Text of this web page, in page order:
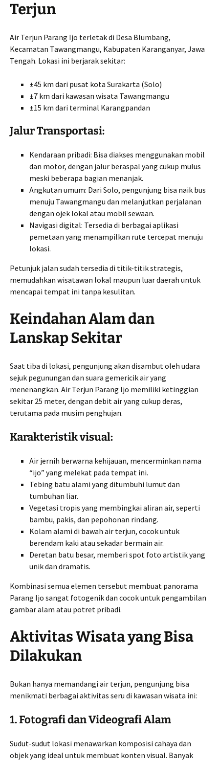
Terjun
Air Terjun Parang Ijo terletak di Desa Blumbang,
Kecamatan Tawangmangu, Kabupaten Karanganyar, Jawa
Tengah. Lokasi ini berjarak sekitar:
±45 km dari pusat kota Surakarta (Solo)
±7 km dari kawasan wisata Tawangmangu
±15 km dari terminal Karangpandan
Jalur Transportasi:
Kendaraan pribadi: Bisa diakses menggunakan mobil
dan motor, dengan jalur beraspal yang cukup mulus
meski beberapa bagian menanjak.
Angkutan umum: Dari Solo, pengunjung bisa naik bus
menuju Tawangmangu dan melanjutkan perjalanan
dengan ojek lokal atau mobil sewaan.
Navigasi digital: Tersedia di berbagai aplikasi
pemetaan yang menampilkan rute tercepat menuju
lokasi.
Petunjuk jalan sudah tersedia di titik-titik strategis,
memudahkan wisatawan lokal maupun luar daerah untuk
mencapai tempat ini tanpa kesulitan.
Keindahan Alam dan
Lanskap Sekitar
Saat tiba di lokasi, pengunjung akan disambut oleh udara
sejuk pegunungan dan suara gemericik air yang
menenangkan. Air Terjun Parang Ijo memiliki ketinggian
sekitar 25 meter, dengan debit air yang cukup deras,
terutama pada musim penghujan.
Karakteristik visual:
Air jernih berwarna kehijauan, mencerminkan nama
“ijo” yang melekat pada tempat ini.
Tebing batu alami yang ditumbuhi lumut dan
tumbuhan liar.
Vegetasi tropis yang membingkai aliran air, seperti
bambu, pakis, dan pepohonan rindang.
Kolam alami di bawah air terjun, cocok untuk
berendam kaki atau sekadar bermain air.
Deretan batu besar, memberi spot foto artistik yang
unik dan dramatis.
Kombinasi semua elemen tersebut membuat panorama
Parang Ijo sangat fotogenik dan cocok untuk pengambilan
gambar alam atau potret pribadi.
Aktivitas Wisata yang Bisa
Dilakukan
Bukan hanya memandangi air terjun, pengunjung bisa
menikmati berbagai aktivitas seru di kawasan wisata ini:
1. Fotografi dan Videografi Alam
Sudut-sudut lokasi menawarkan komposisi cahaya dan
objek yang ideal untuk membuat konten visual. Banyak